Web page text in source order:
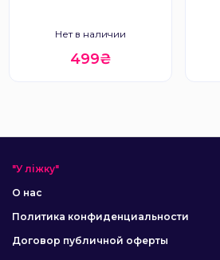
Нет в наличии
499₴
"У ліжку"
О нас
Политика конфиденциальности
Договор публичной оферты